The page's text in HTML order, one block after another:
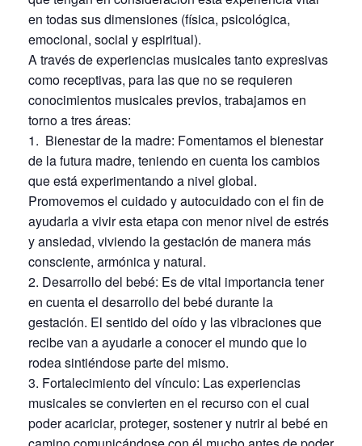
en todas sus dimensiones (física, psicológica,
emocional, social y espiritual).
A través de experiencias musicales tanto expresivas
como receptivas, para las que no se requieren
conocimientos musicales previos, trabajamos en
torno a tres áreas:
1. Bienestar de la madre: Fomentamos el bienestar
de la futura madre, teniendo en cuenta los cambios
que está experimentando a nivel global.
Promovemos el cuidado y autocuidado con el fin de
ayudarla a vivir esta etapa con menor nivel de estrés
y ansiedad, viviendo la gestación de manera más
consciente, armónica y natural.
2. Desarrollo del bebé: Es de vital importancia tener
en cuenta el desarrollo del bebé durante la
gestación. El sentido del oído y las vibraciones que
recibe van a ayudarle a conocer el mundo que lo
rodea sintiéndose parte del mismo.
3. Fortalecimiento del vínculo: Las experiencias
musicales se convierten en el recurso con el cual
poder acariciar, proteger, sostener y nutrir al bebé en